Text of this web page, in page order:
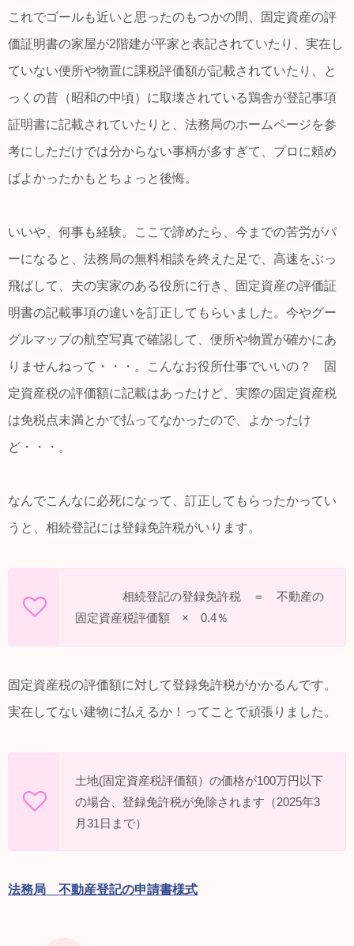
これでゴールも近いと思ったのもつかの間、固定資産の評
価証明書の家屋が2階建が平家と表記されていたり、実在し
ていない便所や物置に課税評価額が記載されていたり、と
っくの昔（昭和の中頃）に取壊されている鶏舎が登記事項
証明書に記載されていたりと、法務局のホームページを参
考にしただけでは分からない事柄が多すぎて、プロに頼め
ばよかったかもとちょっと後悔。
いいや、何事も経験。ここで諦めたら、今までの苦労がパ
ーになると、法務局の無料相談を終えた足で、高速をぶっ
飛ばして、夫の実家のある役所に行き、固定資産の評価証
明書の記載事項の違いを訂正してもらいました。今やグー
グルマップの航空写真で確認して、便所や物置が確かにあ
りませんねって・・・。こんなお役所仕事でいいの？ 固
定資産税の評価額に記載はあったけど、実際の固定資産税
は免税点未満とかで払ってなかったので、よかったけ
ど・・・。
なんでこんなに必死になって、訂正してもらったかってい
うと、相続登記には登録免許税がいります。
相続登記の登録免許税 ＝ 不動産の
固定資産税評価額 × 0.4％
固定資産税の評価額に対して登録免許税がかかるんです。
実在してない建物に払えるか！ってことで頑張りました。
土地(固定資産税評価額）の価格が100万円以下
の場合、登録免許税が免除されます（2025年3
月31日まで）
法務局 不動産登記の申請書様式